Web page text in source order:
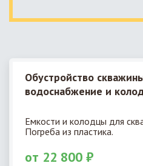
Обустройство
водоснабжение и
Емкости и колодцы для
Погреба из пластика.
от 22 800 ₽